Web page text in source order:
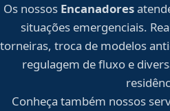
Os nossos Encanadores
situações emergenciais.
torneiras, troca de modelos
regulagem de fluxo e
Conheça também nossos